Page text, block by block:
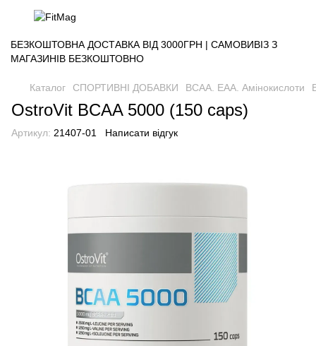
БЕЗКОШТОВНА ДОСТАВКА ВІД 3000ГРН | САМОВИВІЗ З
МАГАЗИНІВ БЕЗКОШТОВНО
Каталог СПОРТИВНІ ДОБАВКИ BCAA. EAA. Амінокислоти
OstroVit BCAA 5000 (150 caps)
Артикул: 21407-01 Написати відгук